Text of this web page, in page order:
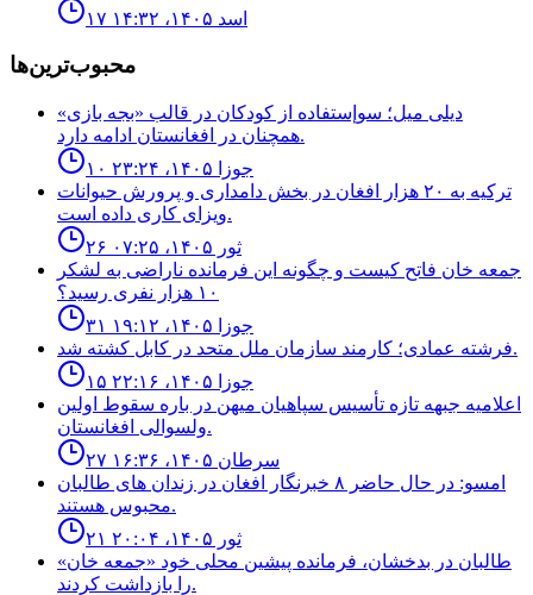
۱۷ اسد ۱۴۰۵، ۱۴:۳۲
محبوب‌ترین‌ها
ديلى ميل؛ سوإستفاده از كودكان در قالب «بجه بازى»
همچنان در افغانستان ادامه دارد.
۱۰ جوزا ۱۴۰۵، ۲۳:۲۴
ترکیه به ۲۰ هزار افغان در بخش دامداری و پرورش حیوانات
ویزای کاری داده است.
۲۶ ثور ۱۴۰۵، ۰۷:۲۵
جمعه خان فاتح كيست و چگونه اين فرمانده ناراضى به لشكر
١٠ هزار نفرى رسيد؟
۳۱ جوزا ۱۴۰۵، ۱۹:۱۲
فرشته عمادى؛ كارمند سازمان ملل متحد در كابل كشته شد.
۱۵ جوزا ۱۴۰۵، ۲۲:۱۶
اعلاميه جبهه تازه تأسيس سپاهيان ميهن در باره سقوط اولين
ولسوالى افغانستان.
۲۷ سرطان ۱۴۰۵، ۱۶:۳۶
امسو: در حال حاضر ۸ خبرنگار افغان در زندان‌ های طالبان
محبوس هستند.
۲۱ ثور ۱۴۰۵، ۲۰:۰۴
طالبان در بدخشان، فرمانده پیشین محلی خود «جمعه خان»
را بازداشت کردند.